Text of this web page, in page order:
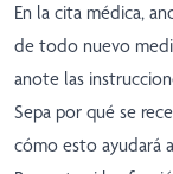
En la cita médica,
de todo nuevo
anote las
Sepa por qué se
cómo esto ayudará